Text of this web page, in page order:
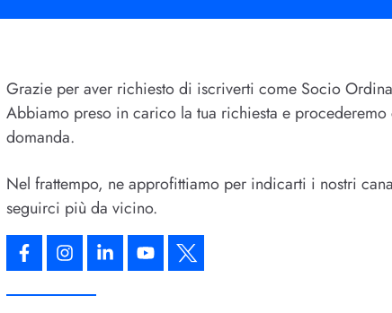
Grazie per aver richiesto di iscriverti come Socio
Abbiamo preso in carico la tua richiesta e procederemo
domanda.
Nel frattempo, ne approfittiamo per indicarti i nostri
seguirci più da vicino.